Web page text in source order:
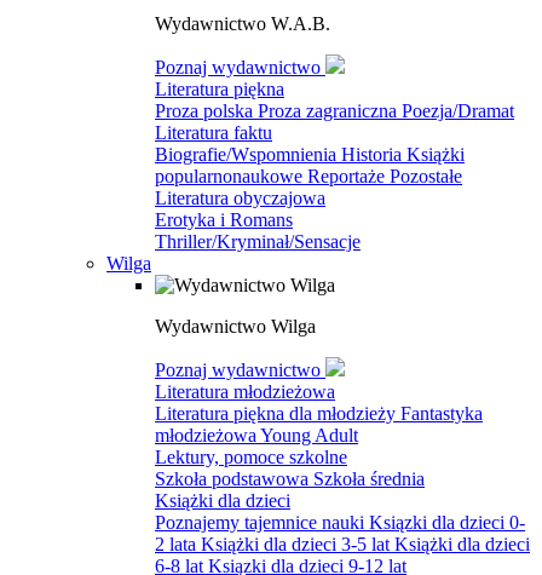
Wydawnictwo W.A.B.
Poznaj wydawnictwo
Literatura piękna
Proza polska Proza zagraniczna Poezja/Dramat
Literatura faktu
Biografie/Wspomnienia Historia Książki
popularnonaukowe Reportaże Pozostałe
Literatura obyczajowa
Erotyka i Romans
Thriller/Kryminał/Sensacje
Wilga
Wydawnictwo Wilga
Poznaj wydawnictwo
Literatura młodzieżowa
Literatura piękna dla młodzieży Fantastyka
młodzieżowa Young Adult
Lektury, pomoce szkolne
Szkoła podstawowa Szkoła średnia
Książki dla dzieci
Poznajemy tajemnice nauki Ksiązki dla dzieci 0-
2 lata Książki dla dzieci 3-5 lat Książki dla dzieci
6-8 lat Ksiązki dla dzieci 9-12 lat